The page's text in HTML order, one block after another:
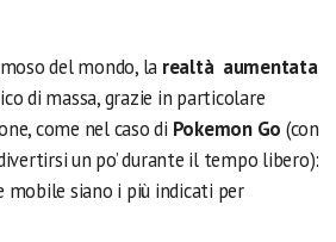
del mondo, la realtà aumentata
di massa, grazie in particolare
come nel caso di Pokemon Go (con
un po’ durante il tempo libero):
mobile siano i più indicati per